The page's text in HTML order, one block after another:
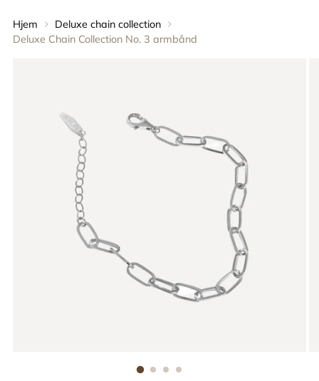
Hjem
Deluxe chain collection
Deluxe Chain Collection No. 3 armbånd